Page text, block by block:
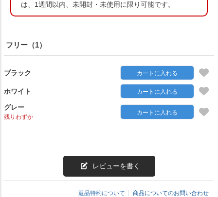
は、1週間以内、未開封・未使用に限り可能です。
フリー（1）
ブラック カートに入れる
ホワイト カートに入れる
グレー
残りわずか
カートに入れる
レビューを書く
返品特約について 商品についてのお問い合わせ